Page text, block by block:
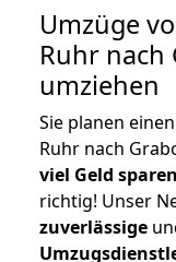
Umzüge
Ruhr nach
umziehen
Sie planen
Ruhr nach
viel Geld
richtig! Unser
zuverlässige